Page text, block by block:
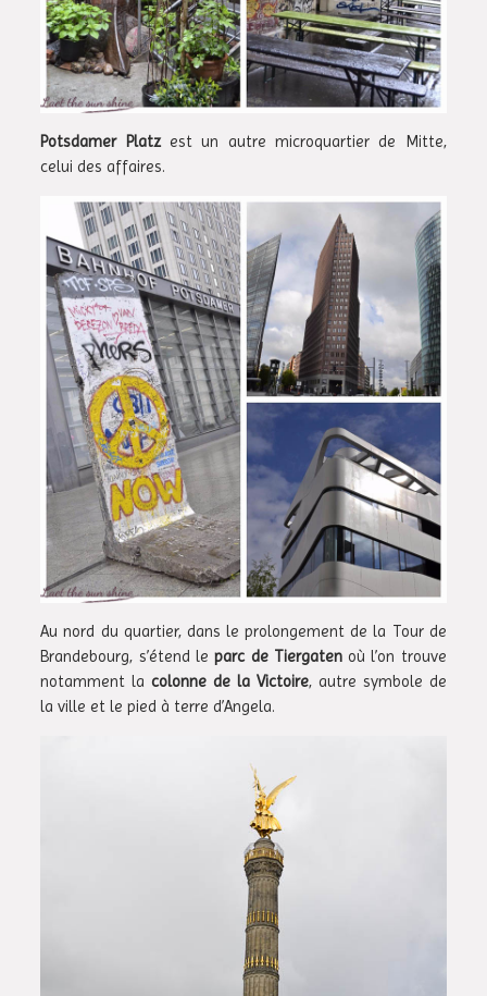
Potsdamer Platz est un autre microquartier de Mitte,
celui des affaires.
Au nord du quartier, dans le prolongement de la Tour de
Brandebourg, s’étend leparc de Tiergatenoù l’on trouve
notamment lacolonne de la Victoire, autre symbole de
la ville et le pied à terre d’Angela.